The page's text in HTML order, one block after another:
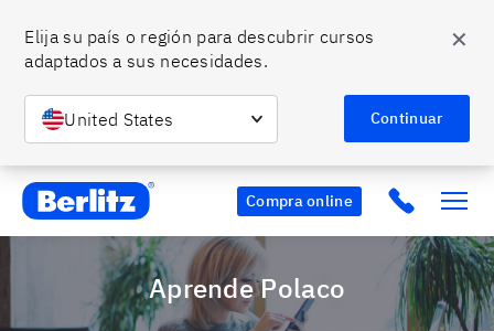
Elija su país o región para descubrir cursos
adaptados a sus necesidades.
United States Continuar
✕
Berlitz Chile Compra online Click to
Aprende Polaco